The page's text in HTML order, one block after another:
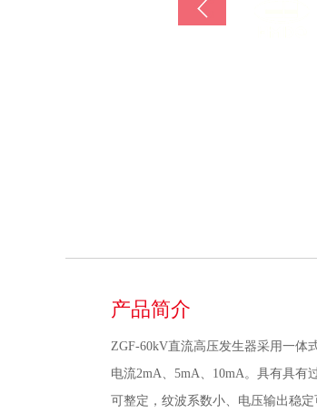
产品简介
ZGF-60kV直流高压发生器采用一体
电流2mA、5mA、10mA。具有具有
可整定，纹波系数小、电压输出稳